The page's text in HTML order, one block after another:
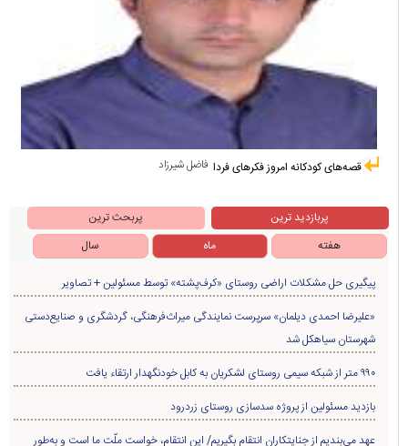
فاضل شیرزاد قصه‌های کودکانه امروز فکرهای فردا
پربازدید ترین
پربحث ترین
هفته
ماه سال
پیگیری حل مشکلات اراضی روستای «کرف‌پشته» توسط مسئولین + تصاویر
«علیرضا احمدی دیلمان» سرپرست نمایندگی میراث‌فرهنگی، گردشگری و صنایع‌دستی
شهرستان سیاهکل شد
۹۹۰ متر از شبکه سیمی روستای لشکریان به کابل خودنگهدار ارتقاء یافت
بازدید مسئولین از پروژه سدسازی روستای زردرود
عهد می‌بندیم از جنایتکاران انتقام بگیریم/ این انتقام، خواست ملّت ما است و به‌طور